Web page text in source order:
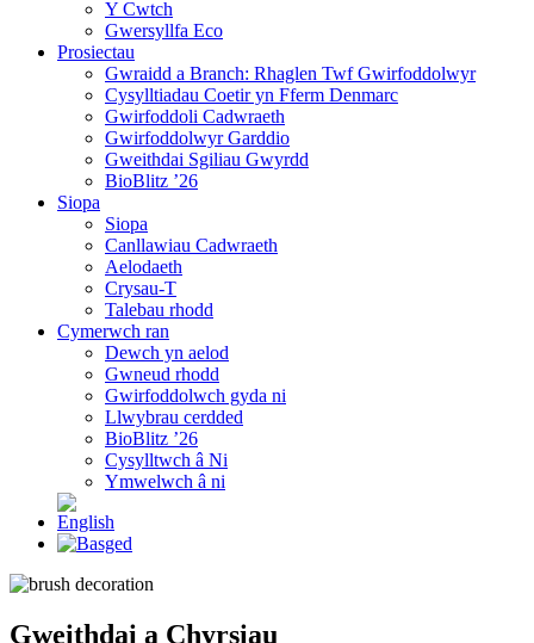
Y Cwtch
Gwersyllfa Eco
Prosiectau
Gwraidd a Branch: Rhaglen Twf Gwirfoddolwyr
Cysylltiadau Coetir yn Fferm Denmarc
Gwirfoddoli Cadwraeth
Gwirfoddolwyr Garddio
Gweithdai Sgiliau Gwyrdd
BioBlitz ’26
Siopa
Siopa
Canllawiau Cadwraeth
Aelodaeth
Crysau-T
Talebau rhodd
Cymerwch ran
Dewch yn aelod
Gwneud rhodd
Gwirfoddolwch gyda ni
Llwybrau cerdded
BioBlitz ’26
Cysylltwch â Ni
Ymwelwch â ni
Gweithdai a Chyrsiau